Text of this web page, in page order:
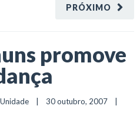
PRÓXIMO
promove
Unidade